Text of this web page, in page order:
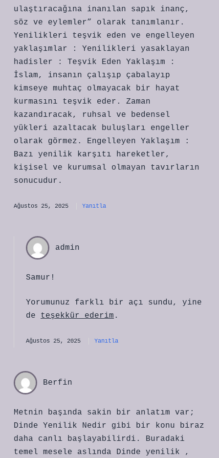
ulaştıracağına inanılan sapık inanç,
söz ve eylemler” olarak tanımlanır.
Yenilikleri teşvik eden ve engelleyen
yaklaşımlar : Yenilikleri yasaklayan
hadisler : Teşvik Eden Yaklaşım :
İslam, insanın çalışıp çabalayıp
kimseye muhtaç olmayacak bir hayat
kurmasını teşvik eder. Zaman
kazandıracak, ruhsal ve bedensel
yükleri azaltacak buluşları engeller
olarak görmez. Engelleyen Yaklaşım :
Bazı yenilik karşıtı hareketler,
kişisel ve kurumsal olmayan tavırların
sonucudur.
Ağustos 25, 2025 Yanıtla
admin
Samur!
Yorumunuz farklı bir açı sundu, yine
de teşekkür ederim .
Ağustos 25, 2025 Yanıtla
Berfin
Metnin başında sakin bir anlatım var;
Dinde Yenilik Nedir gibi bir konu biraz
daha canlı başlayabilirdi. Buradaki
temel mesele aslında Dinde yenilik ,